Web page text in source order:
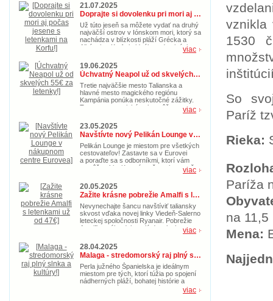
21.07.2025
Doprajte si dovolenku pri mori aj počas jesene s letenkami na Korfu!
Už túto jeseň sa môžete vydať na druhý
najväčší ostrov v Iónskom mori, ktorý sa
nachádza v blízkosti pláží Grécka a
Albánska. Korfu je ideálnou destináciou
nielen na leto, ale aj počas jesene. So
zľavnenými letenkami za cenu od 39€ si
nenechajte ujsť príležitosť zažiť
dobrodružstvo na Korfu.
viac
19.06.2025
Úchvatný Neapol už od skvelých 55€ za letenky!
Tretie najväčšie mesto Talianska a
hlavné mesto magického regiónu
Kampánia ponúka neskutočné zážitky.
Toto gastronomické nebo môžete
letenkami už od 55€. Doprajte si
taliansku idylku s nádherným morom už
teraz.
viac
23.05.2025
Navštívte nový Pelikán Lounge v nákupnom centre Eurovea
Pelikán Lounge je miestom pre všetkých
cestovateľov! Zastavte sa v Eurovei
a poraďte sa s odborníkmi, ktorí vám
pomôžu objaviť nové možnosti pre vaše
ďalšie cestovateľské dobrodružstvo.
viac
20.05.2025
Zažite krásne pobrežie Amalfi s letenkami už od 47€
Nevynechajte šancu navštíviť taliansky
skvost vďaka novej linky Viedeň-Salerno
leteckej spoločnosti Ryanair. Pobrežie
Amalfi ponúka dokonalú dovolenke s
magickou prírodou, pozoruhodnými
pamiatkami a kultúrou. Kúpte si akciové
letenky v hodnote 47€ teraz a doprajte si
idylický letný oddych.
viac
28.04.2025
Malaga - stredomorský raj plný slnka a kultúry!
Perla južného Španielska je ideálnym
miestom pre tých, ktorí túžia po spojení
nádherných pláží, bohatej histórie a
pravej andalúzskej atmosféry. Toto viac
vznikla
1530
So
Paríž
Rieka:
Paríža
na 11,5
Mena: